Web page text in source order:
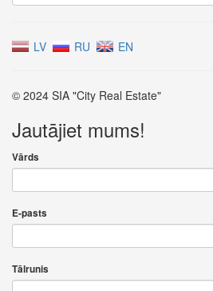
LV RU EN
© 2024 SIA "City Real Estate"
Jautājiet mums!
Vārds
E-pasts
Tālrunis